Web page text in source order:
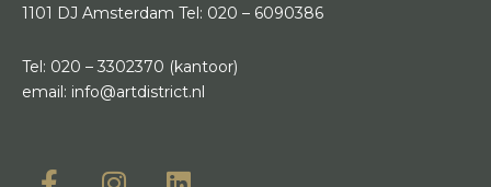
1101 DJ Amsterdam Tel: 020 – 6090386
Tel: 020 – 3302370 (kantoor)
email: info@artdistrict.nl